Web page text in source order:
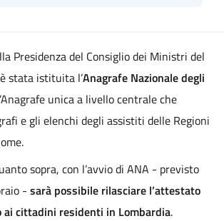
Presidenza del Consiglio dei Ministri del
stata istituita l’Anagrafe Nazionale degli
unica a livello centrale che
e gli elenchi degli assistiti delle Regioni
sopra, con l’avvio di ANA - previsto
- sarà possibile rilasciare l’attestato
ai cittadini residenti in Lombardia.